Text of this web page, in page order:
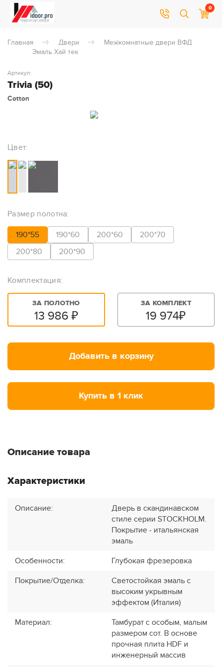
0
Главная Двери
Межкомнатные двери ВФД
Эмаль Хай тек
Trivia (50)
Артикул:
Cotton
Цвет:
Размер полотна:
190*55 190*60 200*60
200*70
200*80
200*90
Комплектация:
ЗА ПОЛОТНО
13 986 ₽
ЗА КОМПЛЕКТ
19 974₽
Добавить в корзину
Купить в 1 клик
Описание товара
Характеристики
Описание:
Дверь в скандинавском
стиле серии STOCKHOLM.
Покрытие - итальянская
эмаль
Особенности:
Глубокая фрезеровка
Покрытие/Отделка:
Светостойкая эмаль с
высоким укрывным
эффектом (Италия)
Материал:
Тамбурат с особым, малым
размером сот. В основе
прочная плита HDF и
инженерный массив